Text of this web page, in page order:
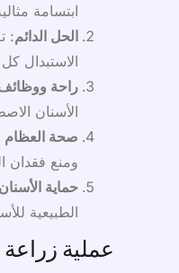
ابتسامة
الحل الدائم:
الاستبدال
راحة
الأسنان
صحة العظام
ومنع فقدان
حماية
الطبيعية
عملية زراعة